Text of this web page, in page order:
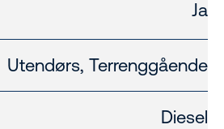
Ja
Utendørs, Terrenggående
Diesel